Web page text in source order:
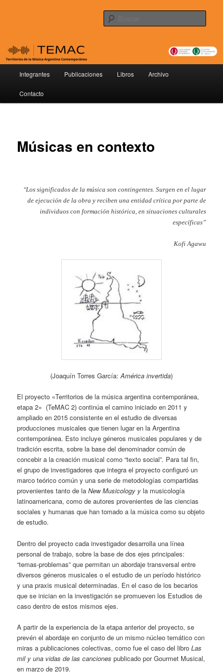
TEMAC
principal
Integrantes Publicaciones Libros Archivo
Contacto
Músicas en contexto
“Los significados de la música son contingentes. Surgen en el lugar
de ejecución de la obra y reciben una entidad crítica por parte de
individuos con formación histórica, en situaciones culturales
específicas”
Kofi Agawu
(Joaquín Torres García: América invertida)
El proyecto «Territorios de la música argentina contemporánea,
etapa 2» (TeMAC 2) continúa el camino iniciado en 2011 y
ampliado en 2015 consistente en el estudio de diversas
producciones musicales que tienen lugar en la Argentina
contemporánea. Esto incluye géneros musicales populares y de
tradición escrita, sobre la base del denominador común de
concebir a la creación musical como “texto social”. Para tal fin,
el grupo de investigadores que integra el proyecto configuró un
marco teórico común y una serie de metodologías compartidas
provenientes tanto de laNew Musicology y la musicología
latinoamericana, como de autores provenientes de las ciencias
sociales y humanas que han tomado a la música como su objeto
de estudio.
Dentro del proyecto cada investigador desarrolla una línea
personal de trabajo, sobre la base de dos ejes principales:
“temas-problemas” que permitan un abordaje transversal entre
diversos géneros musicales o el estudio de un período histórico
y una praxis musical determinadas. En el caso de los becarios
que se inician en la investigación se promueven los Estudios de
caso dentro de estos mismos ejes.
A partir de la experiencia de la etapa anterior del proyecto, se
prevén el abordaje en conjunto de un mismo núcleo temático con
miras a publicaciones colectivas, como fue el caso del libroLas
mil y una vidas de las canciones publicado por Gourmet Musical,
en marzo de 2019.